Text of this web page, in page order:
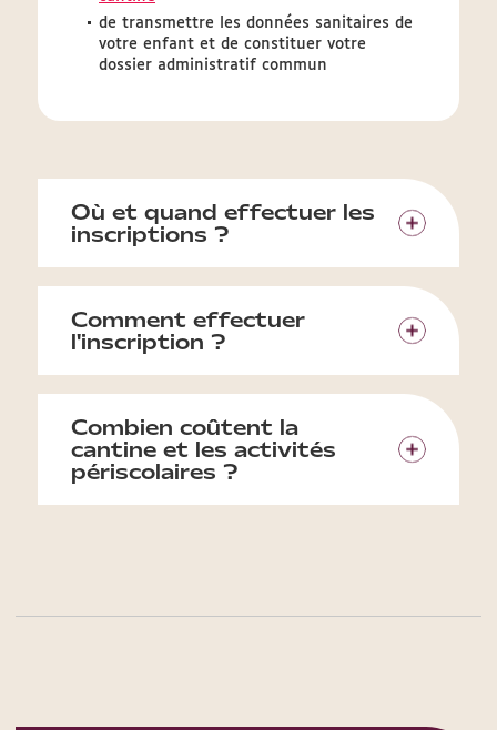
de transmettre les données sanitaires de
votre enfant et de constituer votre
dossier administratif commun
Où et quand effectuer les
inscriptions ?
Comment effectuer
l'inscription ?
Combien coûtent la
cantine et les activités
périscolaires ?